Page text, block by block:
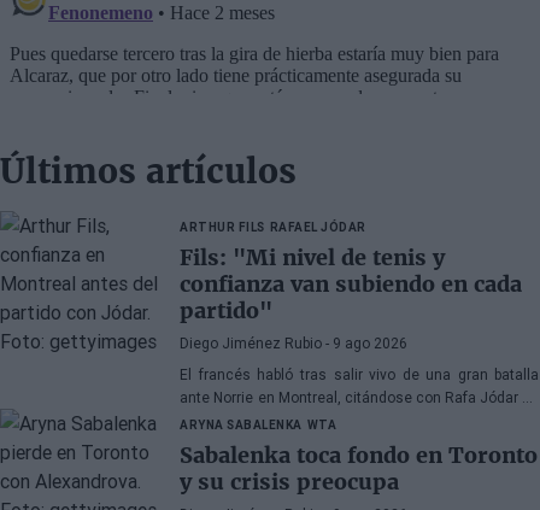
Últimos artículos
ARTHUR FILS RAFAEL JÓDAR
Fils: "Mi nivel de tenis y
confianza van subiendo en cada
partido"
Diego Jiménez Rubio - 9 ago 2026
El francés habló tras salir vivo de una gran batalla
ante Norrie en Montreal, citándose con Rafa Jódar en
cuartos de final.
ARYNA SABALENKA WTA
Sabalenka toca fondo en Toronto
y su crisis preocupa